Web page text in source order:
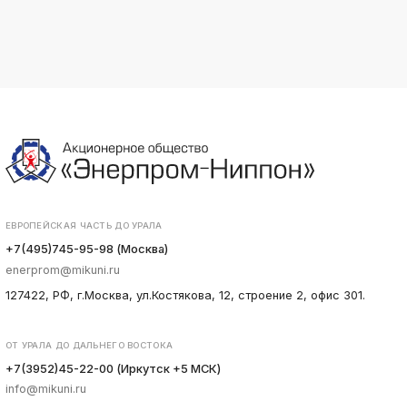
ЕВРОПЕЙСКАЯ ЧАСТЬ ДО УРАЛА
+7(495)745-95-98 (Москва)
enerprom@mikuni.ru
127422, РФ, г.Москва, ул.Костякова, 12, строение 2, офис 301.
ОТ УРАЛА ДО ДАЛЬНЕГО ВОСТОКА
+7(3952)45-22-00 (Иркутск +5 МСК)
info@mikuni.ru